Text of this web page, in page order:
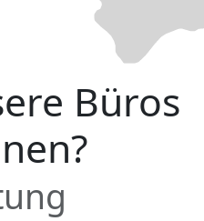
Büros